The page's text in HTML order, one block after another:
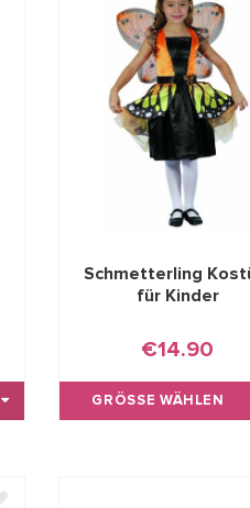
Schmetterling
für Kinder
€14.90
GRÖSSE WÄHLEN